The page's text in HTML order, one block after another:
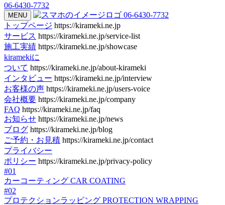
06-6430-7732
MENU
06-6430-7732
トップページ https://kirameki.ne.jp
サービス https://kirameki.ne.jp/service-list
施工実績 https://kirameki.ne.jp/showcase
kiramekiに
ついて https://kirameki.ne.jp/about-kirameki
インタビュー https://kirameki.ne.jp/interview
お客様の声 https://kirameki.ne.jp/users-voice
会社概要 https://kirameki.ne.jp/company
FAQ https://kirameki.ne.jp/faq
お知らせ https://kirameki.ne.jp/news
ブログ https://kirameki.ne.jp/blog
ご予約・お見積 https://kirameki.ne.jp/contact
プライバシー
ポリシー https://kirameki.ne.jp/privacy-policy
#01
カーコーティング CAR COATING
#02
プロテクションラッピング PROTECTION WRAPPING